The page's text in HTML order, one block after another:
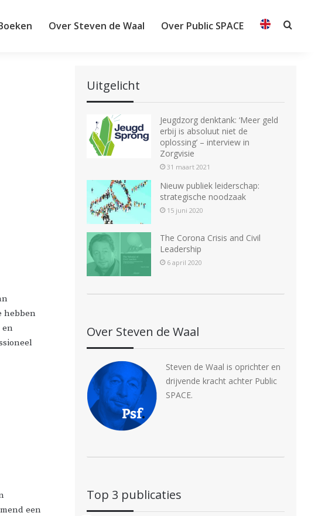
Over Steven de Waal Over Public SPACE
hebben
en
een
Uitgelicht
Jeugdzorg denktank: ‘Meer geld
erbij is absoluut niet de
oplossing’ – interview in
Zorgvisie
31 maart 2021
Nieuw publiek leiderschap:
strategische noodzaak
15 juni 2020
The Corona Crisis and Civil
Leadership
6 april 2020
Over Steven de Waal
Steven de Waal is oprichter en
drijvende kracht achter Public
SPACE.
Top 3 publicaties